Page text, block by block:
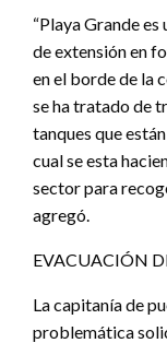
“Playa Grande
de extensión en
en el borde de la
se ha tratado de
tanques que
cual se esta
sector para
agregó.
EVACUACIÓN
La capitanía de
problemática